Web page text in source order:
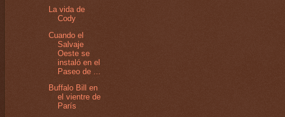
La vida de
Cody
Cuando el
Salvaje
Oeste se
instaló en el
Paseo de ...
Buffalo Bill en
el vientre de
París